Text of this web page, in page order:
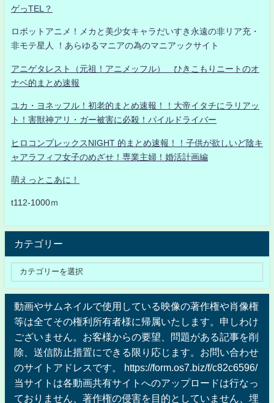
ゲっTEL？
ロボットアニメ！メカと美少女キャラだいすき永遠の非リア充・
非モテ星人 ！あらゆるマニアの為のマニアックサイト
アニゲタレスト（元祖！アニメッフル） ひきこもりニートのオ
ナベ的まとめ速報
ユカ・ヨネッフル！初老的まとめ速報！！大帝イタチにラリアッ
ト！害獣神アリ・ガー被害に必殺！パイルドライバー
ヒロコンプレックスNIGHT 的まとめ速報！！子供が欲しいど陰キ
ャアラフィフ女子のめざせ！専業主婦！婚活計画編
萌えっとこあに！
t112-1000ｍ
カテゴリー
動画やサムネイルで使用している映像の著作権や肖像権
等は全てその権利所有者様に帰属いたします。申しわけ
ございません。お客様からの要望、問題がある記事を削
除、送信防止措置にできる限り応じます。お問い合わせ
のサイトアドレスです。 https://form.os7.biz/f/c82c6596/
当サイトは各動画共有サイトへのアップロードは行なっ
ておりません、著作権の侵害を目的としていません、埋